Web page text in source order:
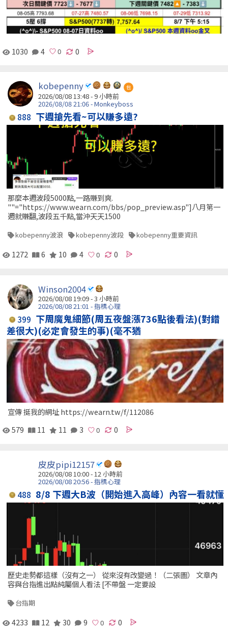
1030 4 0
kobepenny 包
2026/08/08 13:48 -9 小時前
2026/08/08 21:06 - Monkeyboss
888 下週搶先看~可以賺多遠?
那麼本週波段5000點,一路賺到爽.
""="https://www.wearn.com/bbs/pop_preview.asp"]八月第一
週就賺翻,波段五千點,當沖天天1500
kobepenny波浪 kobepenny波段 kobepenny重要資訊
1272 6 10 4 0
Winson2004
2026/08/08 19:09 -3 小時前
2026/08/08 21:01 - 指標心理
399 下周魔鬼細節(周五夜盤漲736點後看法)(對錯
差很大)(必定會發生的事)(毫不猶
宣傳 挺我的網址 https://wearn.tw/f/112086
579
11 11 3 0
皮皮pipi12157
2026/08/08 10:00 - 12 小時前
2026/08/08 20:56 - 指標心理
488 8/8 下週大B波（開始進入高峰）內容一看就懂
歷史走勢都這樣（沒有之一） 從來沒有改變過！（二張圖） 文章內
容與台指進出點純屬個人看法 [不帶盤 一定要設
台指期
4233 12 30 9 0